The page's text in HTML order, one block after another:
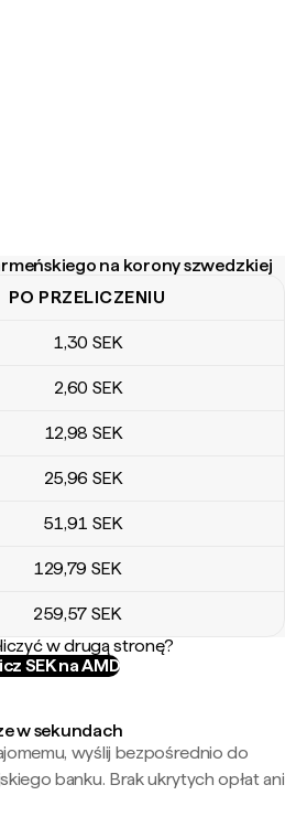
na korony szwedzkiej
na korony szwedzkiej
PO PRZELICZENIU
1,30 SEK
2,60 SEK
12,98 SEK
25,96 SEK
51,91 SEK
129,79 SEK
259,57 SEK
w drugą stronę?
SEK na AMD
w sekundach
wyślij bezpośrednio do
banku. Brak ukrytych opłat ani